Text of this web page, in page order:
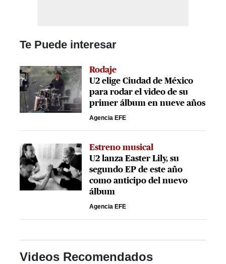
Te Puede interesar
Rodaje
U2 elige Ciudad de México
para rodar el video de su
primer álbum en nueve años
Agencia EFE
Estreno musical
U2 lanza Easter Lily, su
segundo EP de este año
como anticipo del nuevo
álbum
Agencia EFE
Videos Recomendados